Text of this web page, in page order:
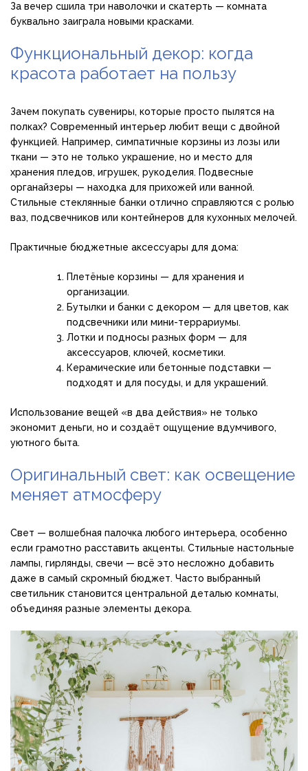
За вечер сшила три наволочки и скатерть — комната
буквально заиграла новыми красками.
Функциональный декор: когда
красота работает на пользу
Зачем покупать сувениры, которые просто пылятся на
полках? Современный интерьер любит вещи с двойной
функцией. Например, симпатичные корзины из лозы или
ткани — это не только украшение, но и место для
хранения пледов, игрушек, рукоделия. Подвесные
органайзеры — находка для прихожей или ванной.
Стильные стеклянные банки отлично справляются с ролью
ваз, подсвечников или контейнеров для кухонных мелочей.
Практичные бюджетные аксессуары для дома:
Плетёные корзины — для хранения и
организации.
Бутылки и банки с декором — для цветов, как
подсвечники или мини-террариумы.
Лотки и подносы разных форм — для
аксессуаров, ключей, косметики.
Керамические или бетонные подставки —
подходят и для посуды, и для украшений.
Использование вещей «в два действия» не только
экономит деньги, но и создаёт ощущение вдумчивого,
уютного быта.
Оригинальный свет: как освещение
меняет атмосферу
Свет — волшебная палочка любого интерьера, особенно
если грамотно расставить акценты. Стильные настольные
лампы, гирлянды, свечи — всё это несложно добавить
даже в самый скромный бюджет. Часто выбранный
светильник становится центральной деталью комнаты,
объединяя разные элементы декора.